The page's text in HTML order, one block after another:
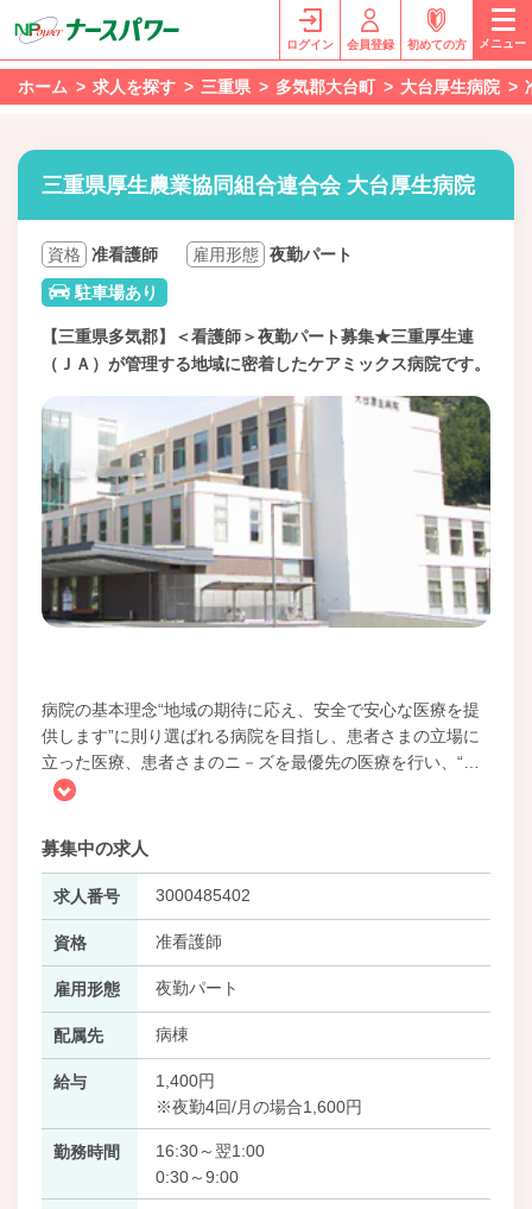
ログイン 会員登録 初めての方 メニュー
ホーム 求人を探す 三重県 多気郡大台町 大台厚生病院
三重県厚生農業協同組合連合会 大台厚生病院
資格 准看護師 雇用形態 夜勤パート
駐車場あり
【三重県多気郡】＜看護師＞夜勤パート募集★三重厚生連
（ＪＡ）が管理する地域に密着したケアミックス病院です。
病院の基本理念“地域の期待に応え、安全で安心な医療を提
供します”に則り選ばれる病院を目指し、患者さまの立場に
立った医療、患者さまのニ－ズを最優先の医療を行い、“
募集中の求人
求人番号 3000485402
資格 准看護師
雇用形態 夜勤パート
配属先 病棟
給与
1,400円
※夜勤4回/月の場合1,600円
勤務時間
16:30～翌1:00
0:30～9:00